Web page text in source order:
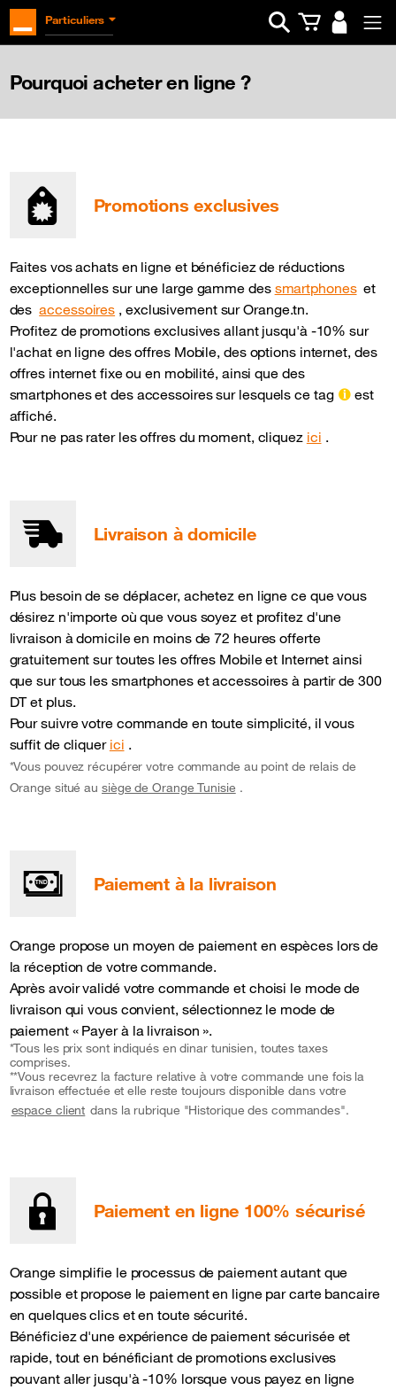
Particuliers Ouvrir la barre
Pourquoi acheter en ligne ?
Promotions exclusives
Faites vos achats en ligne et bénéficiez de réductions
exceptionnelles sur une large gamme des smartphones et
des accessoires , exclusivement sur Orange.tn.
Profitez de promotions exclusives allant jusqu'à -10% sur
l'achat en ligne des offres Mobile, des options internet, des
offres internet fixe ou en mobilité, ainsi que des
smartphones et des accessoires sur lesquels ce tag
est
affiché.
Pour ne pas rater les offres du moment, cliquez ici .
Livraison à domicile
Plus besoin de se déplacer, achetez en ligne ce que vous
désirez n'importe où que vous soyez et profitez d'une
livraison à domicile en moins de 72 heures offerte
gratuitement sur toutes les offres Mobile et Internet ainsi
que sur tous les smartphones et accessoires à partir de 300
DT et plus.
Pour suivre votre commande en toute simplicité, il vous
suffit de cliquer ici .
*Vous pouvez récupérer votre commande au point de relais de
Orange situé au siège de Orange Tunisie .
Paiement à la livraison
Orange propose un moyen de paiement en espèces lors de
la réception de votre commande.
Après avoir validé votre commande et choisi le mode de
livraison qui vous convient, sélectionnez le mode de
paiement « Payer à la livraison ».
*Tous les prix sont indiqués en dinar tunisien, toutes taxes
comprises.
**Vous recevrez la facture relative à votre commande une fois la
livraison effectuée et elle reste toujours disponible dans votre
espace client dans la rubrique "Historique des commandes".
Paiement en ligne 100% sécurisé
Orange simplifie le processus de paiement autant que
possible et propose le paiement en ligne par carte bancaire
en quelques clics et en toute sécurité.
Bénéficiez d'une expérience de paiement sécurisée et
rapide, tout en bénéficiant de promotions exclusives
pouvant aller jusqu'à -10% lorsque vous payez en ligne